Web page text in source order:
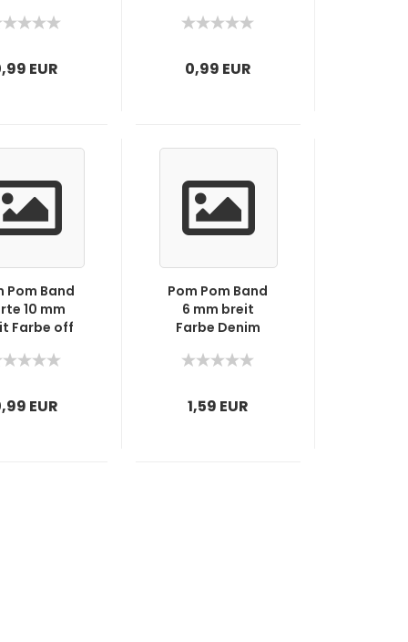
EUR 0,99 EUR
Pom Band
10 mm
Farbe off
EUR
Pom Pom Band
6 mm breit
Farbe Denim
1,59 EUR